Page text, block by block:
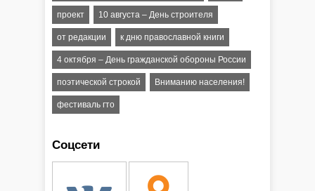
проект 10 августа – День строителя
от редакции к дню православной книги
4 октября – День гражданской обороны России
поэтической строкой Вниманию населения!
фестиваль гто
Соцсети